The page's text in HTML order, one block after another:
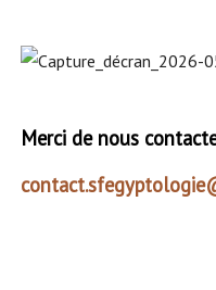
Merci de nous